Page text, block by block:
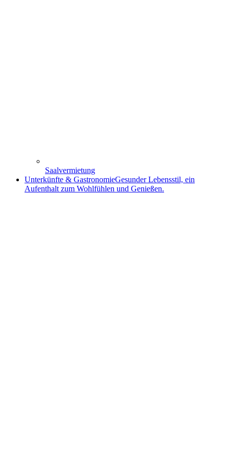
Saalvermietung
Unterkünfte & GastronomieGesunder Lebensstil, ein
Aufenthalt zum Wohlfühlen und Genießen.